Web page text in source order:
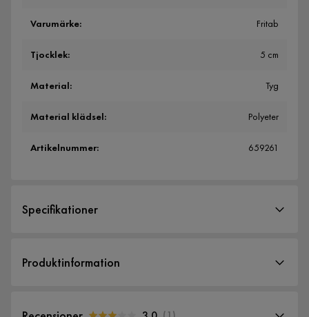
Varumärke: Fritab
Tjocklek: 5 cm
Material: Tyg
Material klädsel: Polyeter
Artikelnummer: 659261
Specifikationer
Storlek
Produktinformation